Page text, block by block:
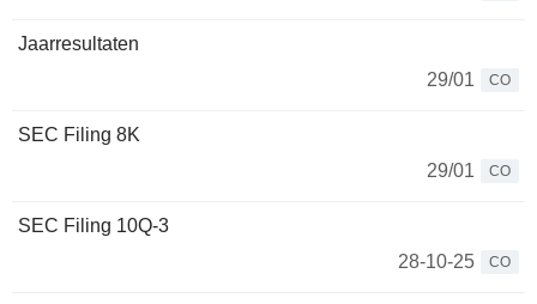
Jaarresultaten
29/01
CO
SEC Filing 8K
29/01
CO
SEC Filing 10Q-3
28-10-25
CO